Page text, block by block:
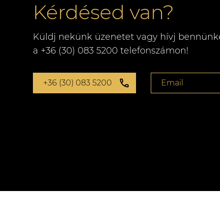
Kérdésed van?
Küldj nekünk üzenetet vagy hívj
a +36 (30) 083 5200 telefonszámon!
+36 (30) 083 5200 Email